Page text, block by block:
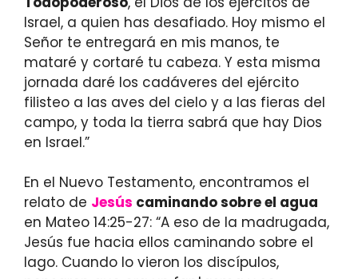
Israel, a quien has desafiado. Hoy mismo el
Señor te entregará en mis manos, te
mataré y cortaré tu cabeza. Y esta misma
jornada daré los cadáveres del ejército
filisteo a las aves del cielo y a las fieras del
campo, y toda la tierra sabrá que hay Dios
en Israel.”
En el Nuevo Testamento, encontramos el
relato de Jesús caminando sobre el agua
en Mateo 14:25-27: “A eso de la madrugada,
Jesús fue hacia ellos caminando sobre el
lago. Cuando lo vieron los discípulos,